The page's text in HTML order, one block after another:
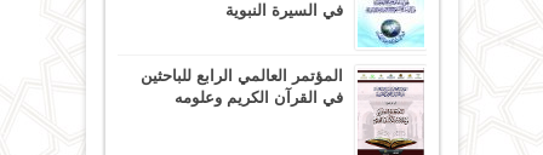
في السيرة النبوية
المؤتمر العالمي الرابع للباحثين
في القرآن الكريم وعلومه